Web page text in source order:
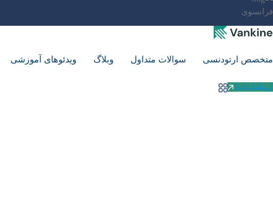
فرانسوی
متخصص ارتودنسی سوالات متداول وبلاگ ویدئوهای آموزشی
ارتباط با ما